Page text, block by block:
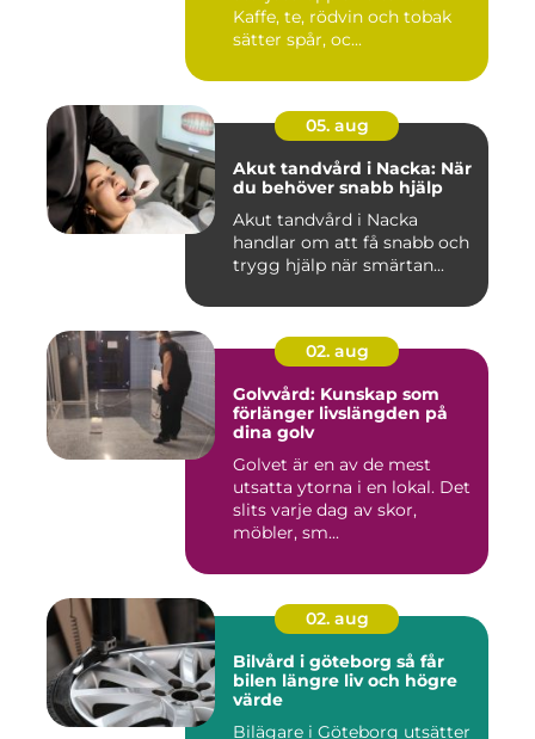
Kaffe, te, rödvin och tobak
sätter spår, oc...
05. aug
Akut tandvård i Nacka: När
du behöver snabb hjälp
Akut tandvård i Nacka
handlar om att få snabb och
trygg hjälp när smärtan...
02. aug
Golvvård: Kunskap som
förlänger livslängden på
dina golv
Golvet är en av de mest
utsatta ytorna i en lokal. Det
slits varje dag av skor,
möbler, sm...
02. aug
Bilvård i göteborg så får
bilen längre liv och högre
värde
Bilägare i Göteborg utsätter